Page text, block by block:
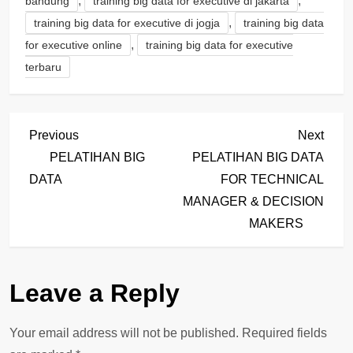
training big data for executive di jogja ,
training big data
for executive online
,
training big data for executive
terbaru
P
o
Previous
Post
Previous
PELATIHAN BIG
DATA
Next
Next
PELATIHAN BIG DATA
FOR TECHNICAL
MANAGER & DECISION
MAKERS
Leave a Reply
Your email address will not be published. Required fields